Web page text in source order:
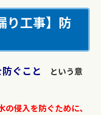
り工事】 防
ぐこと
という意
の侵入を防ぐために、